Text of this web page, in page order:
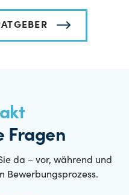
Fragen
da – vor, während und
Bewerbungsprozess.